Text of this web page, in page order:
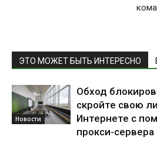
ЭТО МОЖЕТ БЫТЬ ИНТЕРЕСНО
Новости
Обход
скройте свою
Интернете с
прокси-сервера